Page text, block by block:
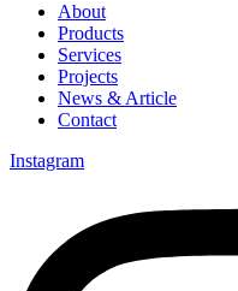
About
Products
Services
Projects
News & Article
Contact
Instagram